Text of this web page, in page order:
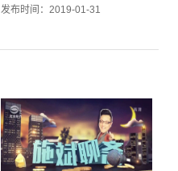
发布时间：2019-01-31